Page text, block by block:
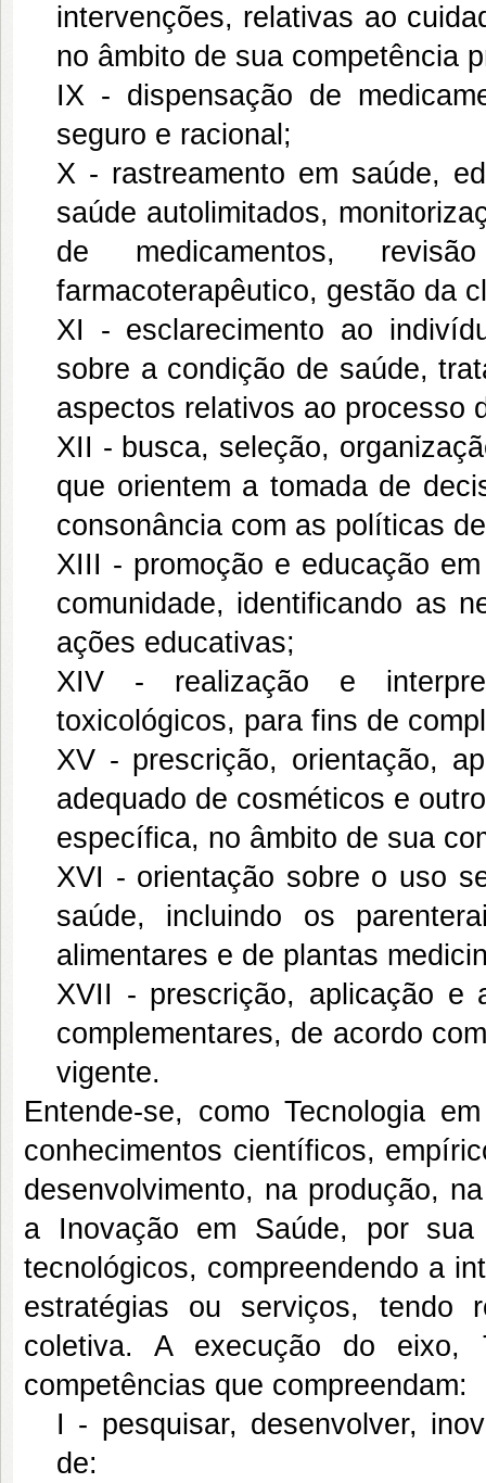
intervenções, relativas ao
no âmbito de sua competência
IX - dispensação de
seguro e racional;
X - rastreamento em saúde,
saúde autolimitados,
de medicamentos,
farmacoterapêutico, gestão da
XI - esclarecimento ao
sobre a condição de saúde,
aspectos relativos ao processo
XII - busca, seleção,
que orientem a tomada de
consonância com as políticas
XIII - promoção e educação
comunidade, identificando as
ações educativas;
XIV - realização e
toxicológicos, para fins de
XV - prescrição, orientação,
adequado de cosméticos e
específica, no âmbito de sua
XVI - orientação sobre o uso
saúde, incluindo os
alimentares e de plantas
XVII - prescrição, aplicação e
complementares, de acordo
vigente.
Entende-se, como Tecnologia
conhecimentos científicos,
desenvolvimento, na produção,
a Inovação em Saúde, por
tecnológicos, compreendendo a
estratégias ou serviços, tendo
coletiva. A execução do eixo,
competências que compreendam:
I - pesquisar, desenvolver,
de: